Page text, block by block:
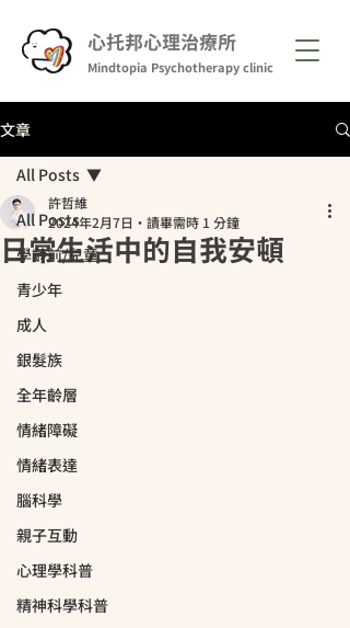
心托邦心理治療所
Mindtopia Psychotherapy clinic
文章
All Posts
學齡前/兒童
青少年
成人
銀髮族
全年齡層
情緒障礙
情緒表達
腦科學
親子互動
心理學科普
精神科學科普
All Posts
日常生活中的自我安頓
許哲維
2024年2月7日
讀畢需時 1 分鐘